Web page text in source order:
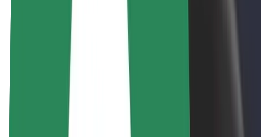
Prosjekt Zero
Blogg
Nyhetsrom